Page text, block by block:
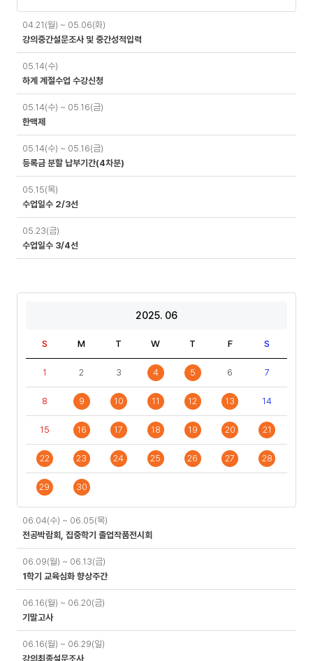
정
04.21(월) ~ 05.06(화)
강의중간설문조사 및 중간성적입력
05.14(수)
하계 계절수업 수강신청
05.14(수) ~ 05.16(금)
한맥제
05.14(수) ~ 05.16(금)
등록금 분할 납부기간(4차분)
05.15(목)
수업일수 2/3선
05.23(금)
수업일수 3/4선
2025. 06
S M T W T F S
1 2 3 4 5 6 7
8 9 10 11 12 13 14
15 16 17 18 19 20 21
22 23 24 25 26 27 28
29 30
정
06.04(수) ~ 06.05(목)
전공박람회, 집중학기 졸업작품전시회
06.09(월) ~ 06.13(금)
1학기 교육심화 향상주간
06.16(월) ~ 06.20(금)
기말고사
06.16(월) ~ 06.29(일)
강의최종설문조사